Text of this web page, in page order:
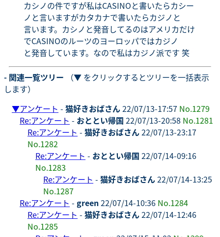
カシノの件ですが私はCASINOと書いたらカシー
ノと言いますがカタカナで書いたらカジノと
言います。カシノと発音してるのはアメリカだけ
でCASINOのルーツのヨーロッパではカジノ
と発音しています。なので私はカジノ派です 笑
- 関連一覧ツリー （▼ をクリックするとツリーを一括表示
します）
▼アンケート - 猫好きおばさん22/07/13-17:57 No.1279
Re:アンケート - おととい帰国 22/07/13-20:58 No.1281
Re:アンケート - 猫好きおばさん22/07/13-23:17
No.1282
Re:アンケート - おととい帰国 22/07/14-09:16
No.1283
Re:アンケート - 猫好きおばさん22/07/14-13:25
No.1287
Re:アンケート - green 22/07/14-10:36 No.1284
Re:アンケート - 猫好きおばさん22/07/14-12:46
No.1285